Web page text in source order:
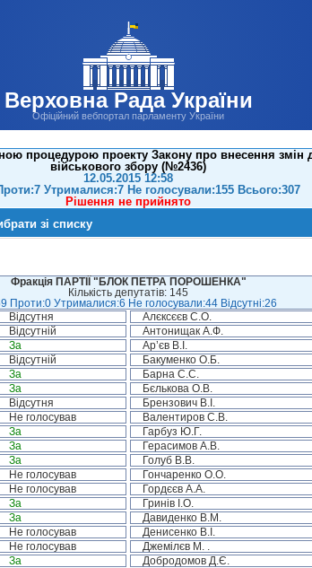
Верховна Рада України
Офіційний вебпортал парламенту України
процедурою проекту Закону про внесення змін
військового збору (№2436)
12.05.2015 12:58
Утрималися:7 Не голосували:155 Всього:307
Рішення не прийнято
зі списку
Фракція ПАРТІЇ "БЛОК ПЕТРА ПОРОШЕНКА"
Кількість депутатів: 145
Проти:0 Утрималися:6 Не голосували:44 Відсутні:26
Відсутня Алєксєєв С.О.
Відсутній Антонищак А.Ф.
За Ар’єв В.І.
Відсутній Бакуменко О.Б.
За Барна С.С.
За Бєлькова О.В.
Відсутня Брензович В.І.
Не голосував Валентиров С.В.
За Гарбуз Ю.Г.
За Герасимов А.В.
За Голуб В.В.
Не голосував Гончаренко О.О.
Не голосував Гордєєв А.А.
За Гринів І.О.
За Давиденко В.М.
Не голосував Денисенко В.І.
Не голосував Джемілєв М. .
За Добродомов Д.Є.